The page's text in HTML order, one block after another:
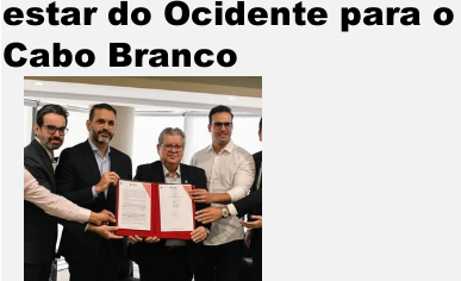
estar do Ocidente para
Cabo Branco